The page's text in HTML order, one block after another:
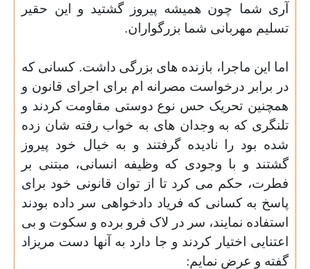
آری شما چون همیشه پیروز گشتید و
این حقیر
تسلیم مهربانی شما بزرگواران.
اما این ماجرا، بازنده های بزرگی داشت. کسانی که
در برابر درخواست مصرانه ام برای اجرای قانون و
همچنین تحریک حس نوع دوستی مقاومت کردند و
تلنگری که به وجدان های به خواب رفته شان زده
شده بود را نادیده گرفتند و
به خیال خود پیروز
گشتند و با وجودی که وظیفه انسانی، مبتنی بر
فطرت، حکم می کرد تا از توان قانونی خود برای
پاسخ به کسانی که فریاد دادخواهی سر داده بودند
استفاده نمایند، سر در لاک فرو برده و سکوت و بی
اعتنایی اختیار کردند و جا دارد به آنها دست مریزاد
گفته و عرض نمایم: